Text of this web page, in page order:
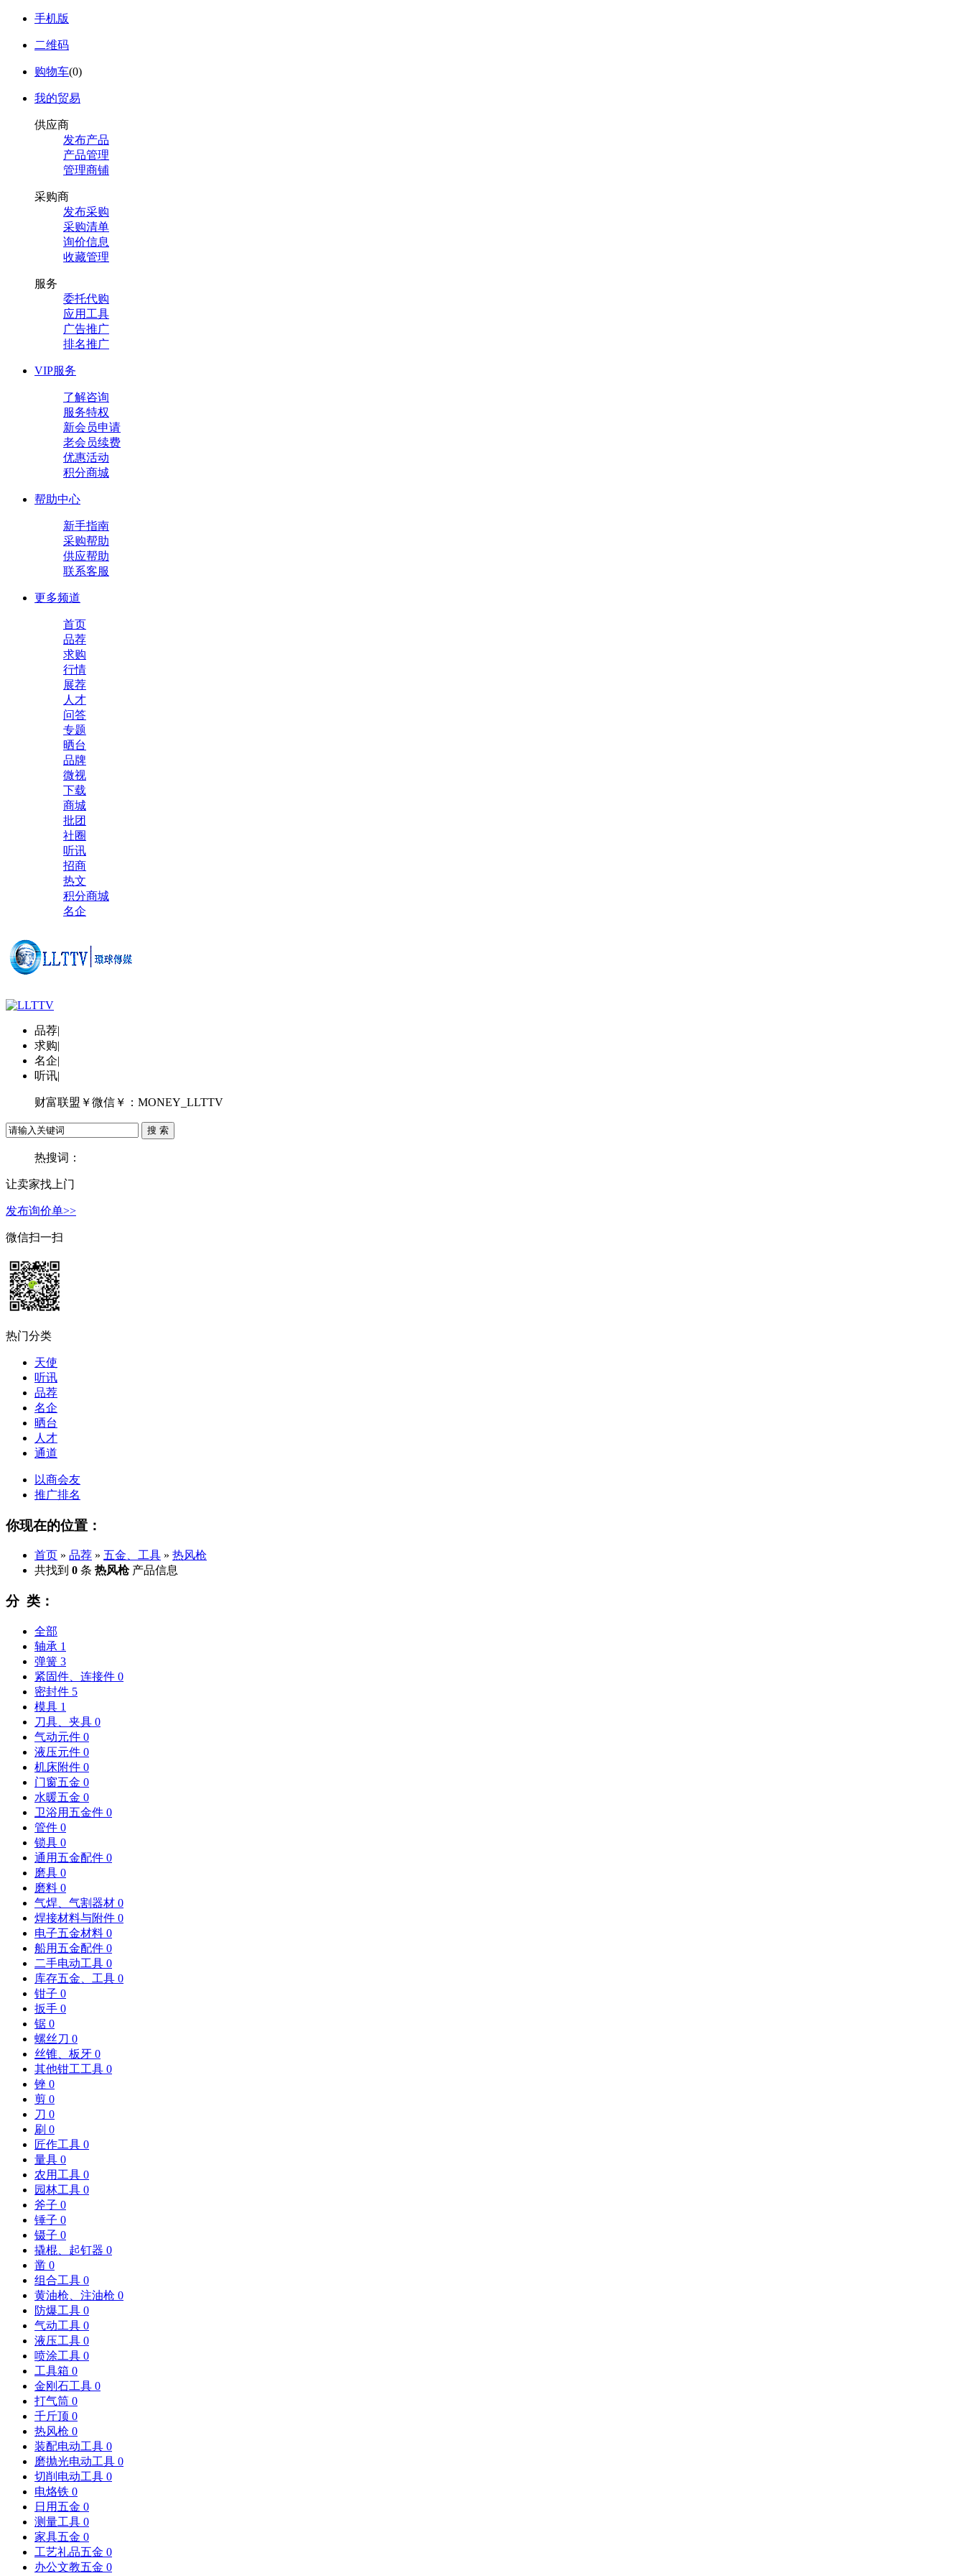
手机版
二维码
购物车(0)
我的贸易
供应商
发布产品
产品管理
管理商铺
采购商
发布采购
采购清单
询价信息
收藏管理
服务
委托代购
应用工具
广告推广
排名推广
VIP服务
了解咨询
服务特权
新会员申请
老会员续费
优惠活动
积分商城
帮助中心
新手指南
采购帮助
供应帮助
联系客服
更多频道
首页
品荐
求购
行情
展荐
人才
问答
专题
晒台
品牌
微视
下载
商城
批团
社圈
听讯
招商
热文
积分商城
名企
品荐|
求购|
名企|
听讯|
财富联盟￥微信￥：MONEY_LLTTV
热搜词：
让卖家找上门
发布询价单>>
微信扫一扫
热门分类
天使
听讯
品荐
名企
晒台
人才
通道
以商会友
推广排名
你现在的位置：
首页 » 品荐 » 五金、工具 » 热风枪
共找到 0 条 热风枪 产品信息
分 类：
全部
轴承 1
弹簧 3
紧固件、连接件 0
密封件 5
模具 1
刀具、夹具 0
气动元件 0
液压元件 0
机床附件 0
门窗五金 0
水暖五金 0
卫浴用五金件 0
管件 0
锁具 0
通用五金配件 0
磨具 0
磨料 0
气焊、气割器材 0
焊接材料与附件 0
电子五金材料 0
船用五金配件 0
二手电动工具 0
库存五金、工具 0
钳子 0
扳手 0
锯 0
螺丝刀 0
丝锥、板牙 0
其他钳工工具 0
锉 0
剪 0
刀 0
刷 0
匠作工具 0
量具 0
农用工具 0
园林工具 0
斧子 0
锤子 0
镊子 0
撬棍、起钉器 0
凿 0
组合工具 0
黄油枪、注油枪 0
防爆工具 0
气动工具 0
液压工具 0
喷涂工具 0
工具箱 0
金刚石工具 0
打气筒 0
千斤顶 0
热风枪 0
装配电动工具 0
磨抛光电动工具 0
切削电动工具 0
电烙铁 0
日用五金 0
测量工具 0
家具五金 0
工艺礼品五金 0
办公文教五金 0